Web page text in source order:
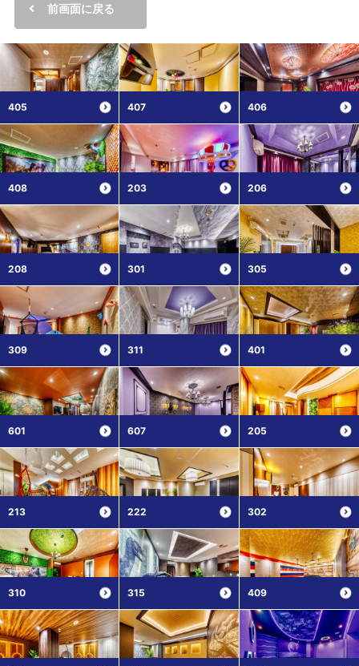
前画面に戻る
405 407 406
408 203 206
208 301 305
309 311 401
601 607 205
213 222 302
310 315 409